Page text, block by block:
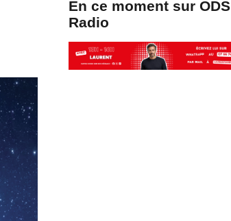
En ce moment sur ODS
Radio